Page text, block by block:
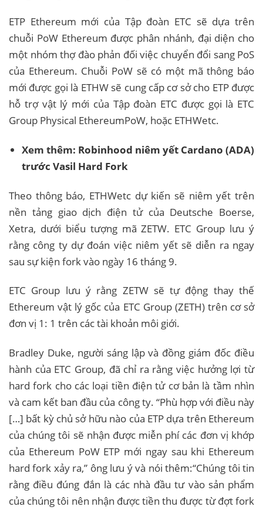
ETP Ethereum mới của Tập đoàn ETC sẽ dựa trên
chuỗi PoW Ethereum được phân nhánh, đại diện cho
một nhóm thợ đào phản đối việc chuyển đổi sang PoS
của Ethereum. Chuỗi PoW sẽ có một mã thông báo
mới được gọi là ETHW sẽ cung cấp cơ sở cho ETP được
hỗ trợ vật lý mới của Tập đoàn ETC được gọi là ETC
Group Physical EthereumPoW, hoặc ETHWetc.
Xem thêm: Robinhood niêm yết Cardano (ADA)
trước Vasil Hard Fork
Theo thông báo, ETHWetc dự kiến ​​sẽ niêm yết trên
nền tảng giao dịch điện tử của Deutsche Boerse,
Xetra, dưới biểu tượng mã ZETW. ETC Group lưu ý
rằng công ty dự đoán việc niêm yết sẽ diễn ra ngay
sau sự kiện fork vào ngày 16 tháng 9.
ETC Group lưu ý rằng ZETW sẽ tự động thay thế
Ethereum vật lý gốc của ETC Group (ZETH) trên cơ sở
đơn vị 1: 1 trên các tài khoản môi giới.
Bradley Duke, người sáng lập và đồng giám đốc điều
hành của ETC Group, đã chỉ ra rằng việc hưởng lợi từ
hard fork cho các loại tiền điện tử cơ bản là tầm nhìn
và cam kết ban đầu của công ty. “Phù hợp với điều này
[…] bất kỳ chủ sở hữu nào của ETP dựa trên Ethereum
của chúng tôi sẽ nhận được miễn phí các đơn vị khớp
của Ethereum PoW ETP mới ngay sau khi Ethereum
hard fork xảy ra,” ông lưu ý và nói thêm:“Chúng tôi tin
rằng điều đúng đắn là các nhà đầu tư vào sản phẩm
của chúng tôi nên nhận được tiền thu được từ đợt fork